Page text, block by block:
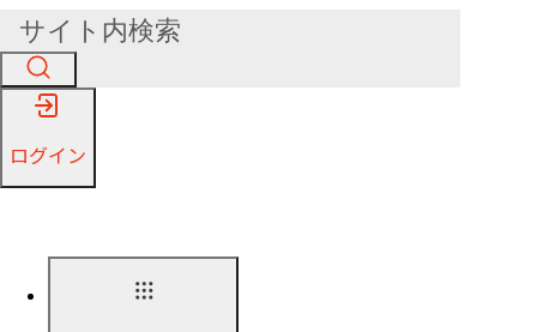
ログイン